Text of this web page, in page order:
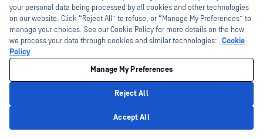
seleccionados agindo em nosso nome) gostaria de o
contactar ocasionalmente para lhe fornecer informações
sobre produtos e serviços que OPSWAT considera serem do
seu interesse. O utilizador tem o direito de solicitar a OPSWAT
que não processe os seus dados pessoais para determinados
ou todos os fins de marketing, mas se o fizer, OPSWAT terá de
partilhar as suas informações de contacto com terceiros com
o objetivo limitado de garantir que não recebe comunicações
de marketing dos mesmos em nome de OPSWAT.
your personal data being processed by all cookies and other technologies
on our website. Click “Reject All” to refuse, or “Manage My Preferences” to
manage your choices. See our Cookie Policy for more details on the how
we process your data through cookies and similar technologies: Cookie
Policy
Manage My Preferences
Reject All
Accept All